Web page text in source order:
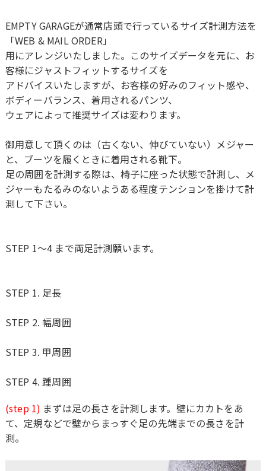
EMPTY GARAGEが通常店頭で行っているサイズ計測方法を
「WEB & MAIL ORDER」
用にアレンジいたしました。このサイズデータを元に、お
客様にジャストフィットするサイズを
アドバイスいたしますが、お客様の好みのフィット感や、
ボディーバランス、着用されるパンツ、
ウェアによって推奨サイズは変わります。
御用意して頂くのは（古くない、伸びていない）メジャー
と、ブーツを履くときに着用される靴下。
足の周囲を計測する際は、椅子に座った状態で計測し、メ
ジャーもたるみのないようある程度テンションを掛けて計
測して下さい。
STEP 1〜4 まで両足計測願います。
STEP 1. 足長
STEP 2. 幅周囲
STEP 3. 甲周囲
STEP 4. 踵周囲
(step 1) まずは足の長さを計測します。壁にカカトをあ
て、定規などで壁からまっすぐ足の先端までの長さを計
測。